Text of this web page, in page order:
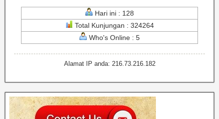
Hari ini : 128
Total Kunjungan : 324264
Who's Online : 5
Alamat IP anda: 216.73.216.182